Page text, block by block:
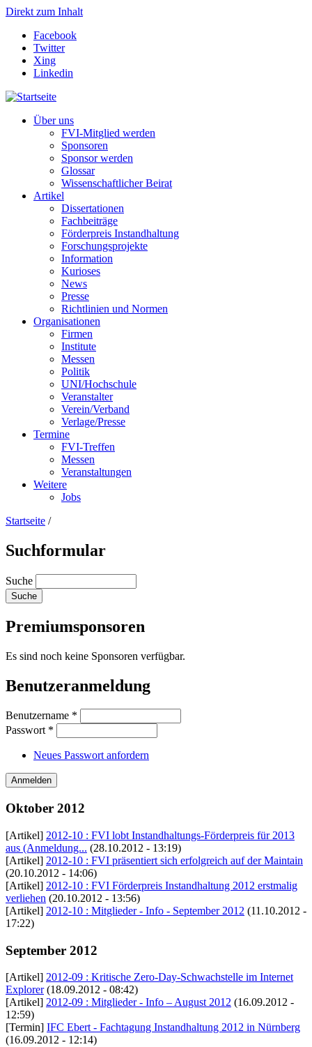
Direkt zum Inhalt
Facebook
Twitter
Xing
Linkedin
Über uns
FVI-Mitglied werden
Sponsoren
Sponsor werden
Glossar
Wissenschaftlicher Beirat
Artikel
Dissertationen
Fachbeiträge
Förderpreis Instandhaltung
Forschungsprojekte
Information
Kurioses
News
Presse
Richtlinien und Normen
Organisationen
Firmen
Institute
Messen
Politik
UNI/Hochschule
Veranstalter
Verein/Verband
Verlage/Presse
Termine
FVI-Treffen
Messen
Veranstaltungen
Weitere
Jobs
Startseite /
Suchformular
Suche
Premiumsponsoren
Es sind noch keine Sponsoren verfügbar.
Benutzeranmeldung
Benutzername *
Passwort *
Neues Passwort anfordern
Oktober 2012
[Artikel] 2012-10 : FVI lobt Instandhaltungs-Förderpreis für 2013
aus (Anmeldung... (28.10.2012 - 13:19)
[Artikel] 2012-10 : FVI präsentiert sich erfolgreich auf der Maintain
(20.10.2012 - 14:06)
[Artikel] 2012-10 : FVI Förderpreis Instandhaltung 2012 erstmalig
verliehen (20.10.2012 - 13:56)
[Artikel] 2012-10 : Mitglieder - Info - September 2012 (11.10.2012 -
17:22)
September 2012
[Artikel] 2012-09 : Kritische Zero-Day-Schwachstelle im Internet
Explorer(18.09.2012 - 08:42)
[Artikel] 2012-09 : Mitglieder - Info – August 2012 (16.09.2012 -
12:59)
[Termin] IFC Ebert - Fachtagung Instandhaltung 2012 in Nürnberg
(16.09.2012 - 12:14)